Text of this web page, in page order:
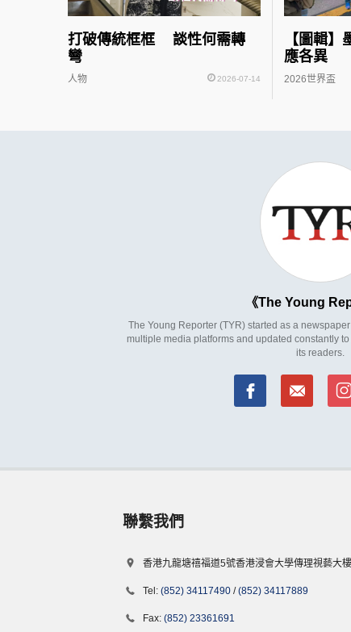
打破傳統框框 談性何需轉
彎
人物 2026-07-14
【圖輯
應各異
2026世界盃
The Young
The Young Reporter (TYR) started as a
multiple media platforms and updated constantly
its readers.
聯繫我們
香港九龍塘禧福道5號香港浸會大學傳理視藝大樓
Tel: (852) 34117490 /(852) 34117889
Fax: (852) 23361691